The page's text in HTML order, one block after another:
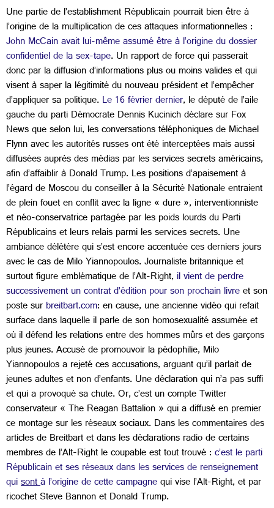
Une partie de l’establishment Républicain pourrait bien être à
l’origine de la multiplication de ces attaques informationnelles :
John McCain avait lui-même assumé être à l’origine du dossier
confidentiel de la sex-tape. Un rapport de force qui passerait
donc par la diffusion d’informations plus ou moins valides et qui
visent à saper la légitimité du nouveau président et l’empêcher
d’appliquer sa politique.Le 16 février dernier, le député de l’aile
gauche du parti Démocrate Dennis Kucinich déclare sur Fox
News que selon lui, les conversations téléphoniques de Michael
Flynn avec les autorités russes ont été interceptées mais aussi
diffusées auprès des médias par les services secrets américains,
afin d’affaiblir à Donald Trump. Les positions d’apaisement à
l’égard de Moscou du conseiller à la Sécurité Nationale entraient
de plein fouet en conflit avec la ligne « dure », interventionniste
et néo-conservatrice partagée par les poids lourds du Parti
Républicains et leurs relais parmi les services secrets. Une
ambiance délétère qui s’est encore accentuée ces derniers jours
avec le cas de Milo Yiannopoulos. Journaliste britannique et
surtout figure emblématique de l’Alt-Right,il vient de perdre
successivement un contrat d’édition pour son prochain livreet son
poste surbreitbart.com: en cause, une ancienne vidéo qui refait
surface dans laquelle il parle de son homosexualité assumée et
où il défend les relations entre des hommes mûrs et des garçons
plus jeunes. Accusé de promouvoir la pédophilie, Milo
Yiannopoulos a rejeté ces accusations, arguant qu’il parlait de
jeunes adultes et non d’enfants. Une déclaration qui n’a pas suffi
et qui a provoqué sa chute. Or, c’est un compte Twitter
conservateur « The Reagan Battalion » qui a diffusé en premier
ce montage sur les réseaux sociaux. Dans les commentaires des
articles de Breitbart et dans les déclarations radio de certains
membres de l’Alt-Right le coupable est tout trouvé :c’est le parti
Républicain et ses réseaux dans les services de renseignement
quisontà l’origine de cette campagnequi vise l’Alt-Right, et par
ricochet Steve Bannon et Donald Trump.